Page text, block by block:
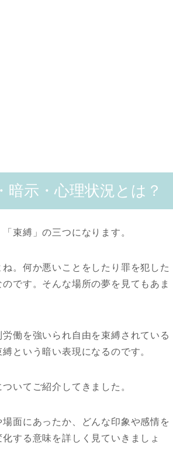
示・心理状況とは？
束縛」の三つになります。
。何か悪いことをしたり罪を犯した
です。そんな場所の夢を見てもあま
働を強いられ自由を束縛されている
という暗い表現になるのです。
いてご紹介してきました。
面にあったか、どんな印象や感情を
する意味を詳しく見ていきましょ